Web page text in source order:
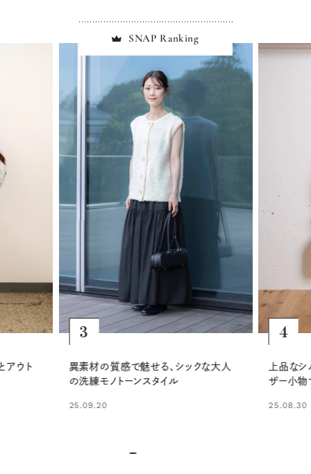
SNAP Ranking
な大人
4
上品なシルクセットアップに、白Tとレ
ザー小物で大人の抜け感をプラス
25.08.30
5
ナチュ
デは、ス